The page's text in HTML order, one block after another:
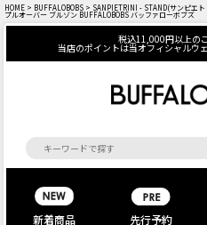
HOME > BUFFALOBOBS > SANPIETRINI - STAND(サンピエ
プルオーバー ブルゾン BUFFALOBOBS バッファローボブズ
税込11,000円以上の
当店のポイントは当オフィシャルウ
新着商品 先行予約